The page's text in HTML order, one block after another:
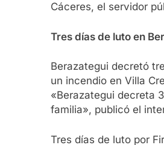
Cáceres, el servidor
Tres días de luto en
Berazategui decretó
un incendio en Villa
«Berazategui decreta
familia», publicó el
Tres días de luto por